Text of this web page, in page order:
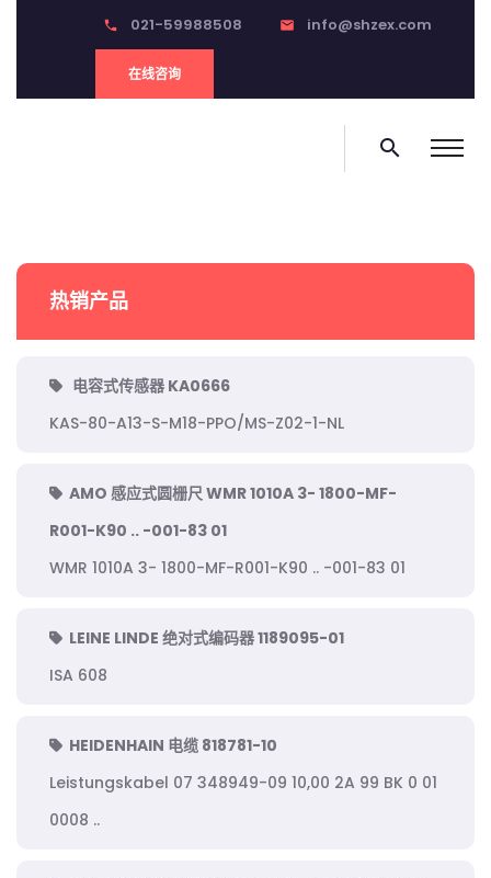
phone 021-59988508 email info@shzex.com
在线咨询
search
热销产品
电容式传感器 KA0666
KAS-80-A13-S-M18-PPO/MS-Z02-1-NL
AMO 感应式圆栅尺 WMR 1010A 3- 1800-MF-
R001-K90 .. -001-83 01
WMR 1010A 3- 1800-MF-R001-K90 .. -001-83 01
LEINE LINDE 绝对式编码器 1189095-01
ISA 608
HEIDENHAIN 电缆 818781-10
Leistungskabel 07 348949-09 10,00 2A 99 BK 0 01
0008 ..